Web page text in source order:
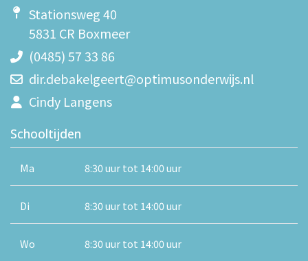
Stationsweg 40
5831 CR Boxmeer
(0485) 57 33 86
dir.debakelgeert@optimusonderwijs.nl
Cindy Langens
Schooltijden
Ma 8:30 uur tot 14:00 uur
Di 8:30 uur tot 14:00 uur
Wo 8:30 uur tot 14:00 uur